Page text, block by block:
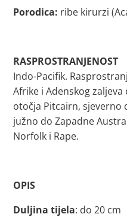
Porodica: ribe kirurzi
RASPROSTRANJENOST
Indo-Pacifik.
Afrike i Adenskog
otočja Pitcairn, sjeverno
južno do Zapadne
Norfolk i Rape.
OPIS
Duljina tijela: do 20 cm